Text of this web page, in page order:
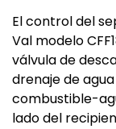
El control del
Val modelo
válvula de
drenaje de
combustible-
lado del